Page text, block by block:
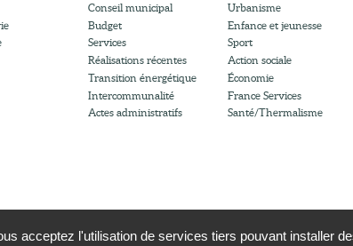
Conseil municipal
Budget
Services
Réalisations récentes
Transition énergétique
Intercommunalité
Actes administratifs
Urbanisme
Enfance et jeunesse
Sport
Action sociale
Économie
France Services
Santé/Thermalisme
acceptez l'utilisation de services tiers pouvant installer